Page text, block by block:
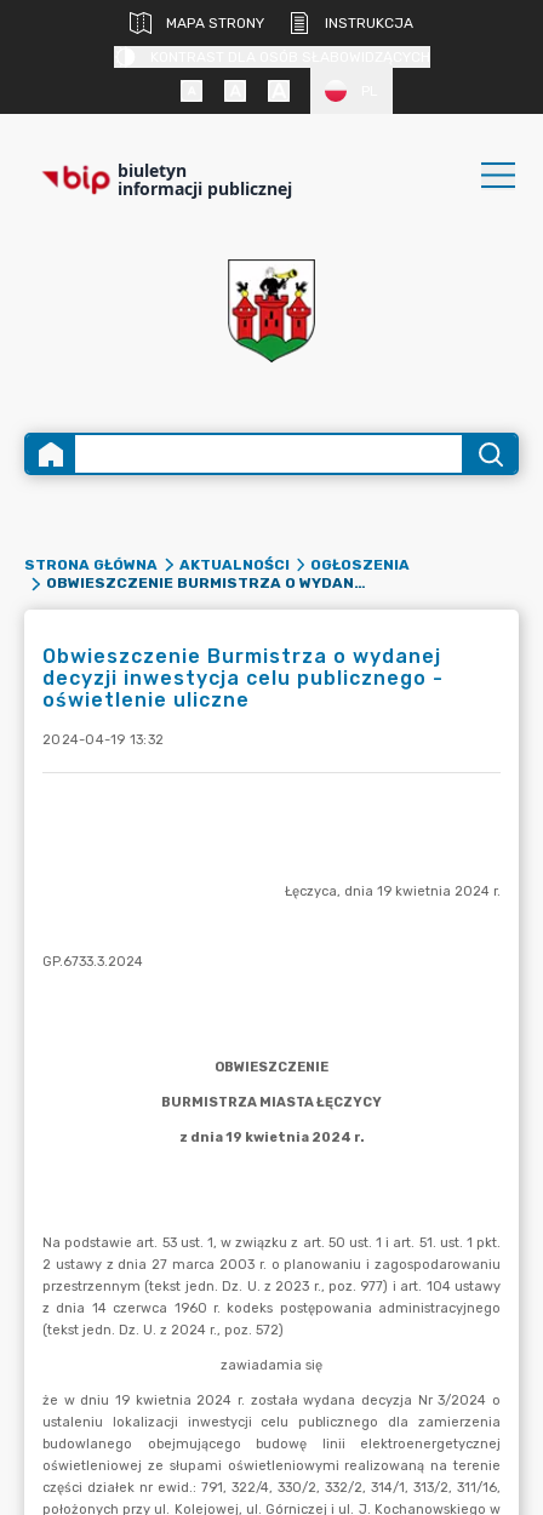
MAPA STRONY
INSTRUKCJA
biuletyn
informacji publicznej
STRONA GŁÓWNA AKTUALNOŚCI
OGŁOSZENIA
OBWIESZCZENIE BURMISTRZA O WYDANEJ DECYZJI INWESTYCJA CELU PUBLICZNEGO -OŚWIETLENIE ULICZNE
Obwieszczenie Burmistrza o wydanej
decyzji inwestycja celu publicznego -
oświetlenie uliczne
2024-04-19 13:32